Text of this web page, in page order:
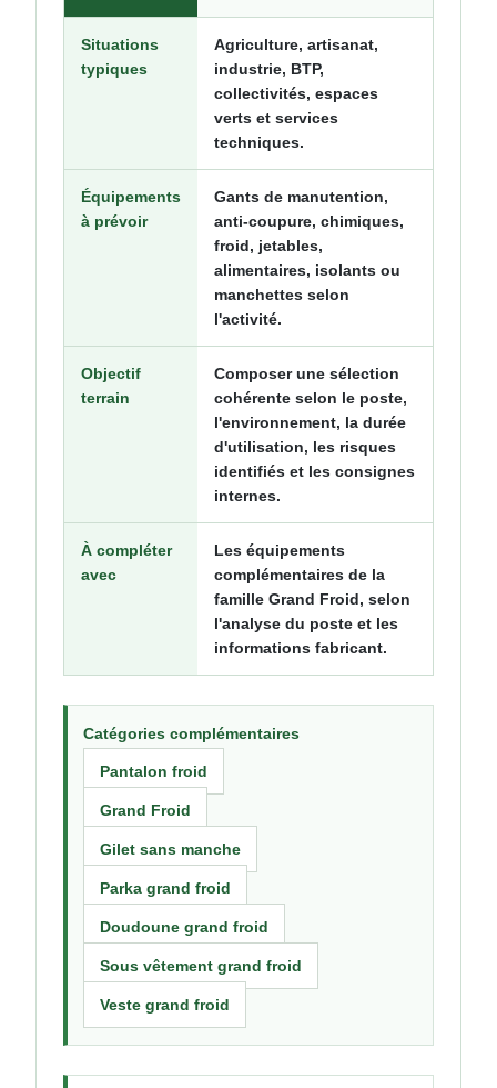
Situations
typiques
Agriculture, artisanat,
industrie, BTP,
collectivités, espaces
verts et services
techniques.
Équipements
à prévoir
Gants de manutention,
anti-coupure, chimiques,
froid, jetables,
alimentaires, isolants ou
manchettes selon
l'activité.
Objectif
terrain
Composer une sélection
cohérente selon le poste,
l'environnement, la durée
d'utilisation, les risques
identifiés et les consignes
internes.
À compléter
avec
Les équipements
complémentaires de la
famille Grand Froid, selon
l'analyse du poste et les
informations fabricant.
Catégories complémentaires
Pantalon froid
Grand Froid
Gilet sans manche
Parka grand froid
Doudoune grand froid
Sous vêtement grand froid
Veste grand froid